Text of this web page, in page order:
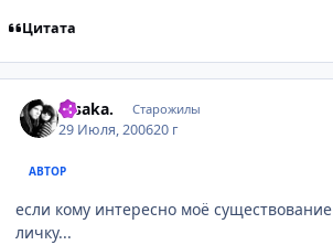
Цитата
.Osakа. Старожилы
29 Июля, 200620 г
АВТОР
если кому интересно моё
личку...